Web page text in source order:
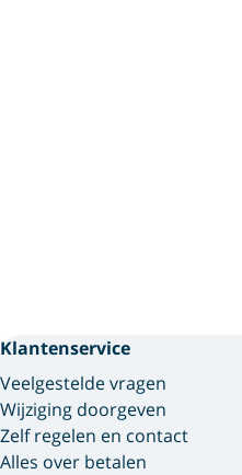
Klantenservice
Veelgestelde vragen
Wijziging doorgeven
Zelf regelen en contact
Alles over betalen